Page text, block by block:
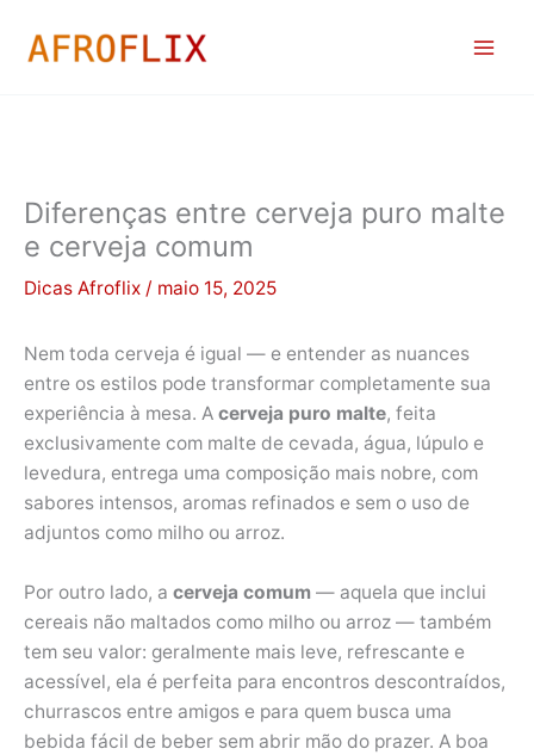
para
Diferenças entre cerveja puro malte
e cerveja comum
Dicas Afroflix / maio 15, 2025
Nem toda cerveja é igual — e entender as nuances
entre os estilos pode transformar completamente sua
experiência à mesa. A cerveja puro malte, feita
exclusivamente com malte de cevada, água, lúpulo e
levedura, entrega uma composição mais nobre, com
sabores intensos, aromas refinados e sem o uso de
adjuntos como milho ou arroz.
Por outro lado, a cerveja comum — aquela que inclui
cereais não maltados como milho ou arroz — também
tem seu valor: geralmente mais leve, refrescante e
acessível, ela é perfeita para encontros descontraídos,
churrascos entre amigos e para quem busca uma
bebida fácil de beber sem abrir mão do prazer. A boa